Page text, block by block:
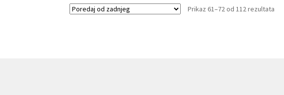
Prikaz 61–72 od 112 rezultata